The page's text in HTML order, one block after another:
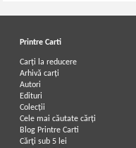
Printre Carti
Carți la reducere
Arhivă carți
Autori
Edituri
Colecții
Cele mai căutate cărți
Blog Printre Carti
Cărţi sub 5 lei